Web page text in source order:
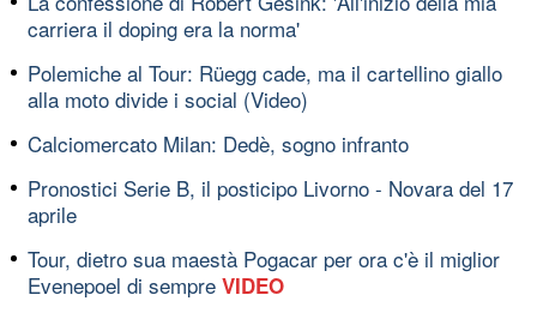
carriera il doping era la norma'
Polemiche al Tour: Rüegg cade, ma il cartellino giallo
alla moto divide i social (Video)
Calciomercato Milan: Dedè, sogno infranto
Pronostici Serie B, il posticipo Livorno - Novara del 17
aprile
Tour, dietro sua maestà Pogacar per ora c'è il miglior
Evenepoel di sempre VIDEO